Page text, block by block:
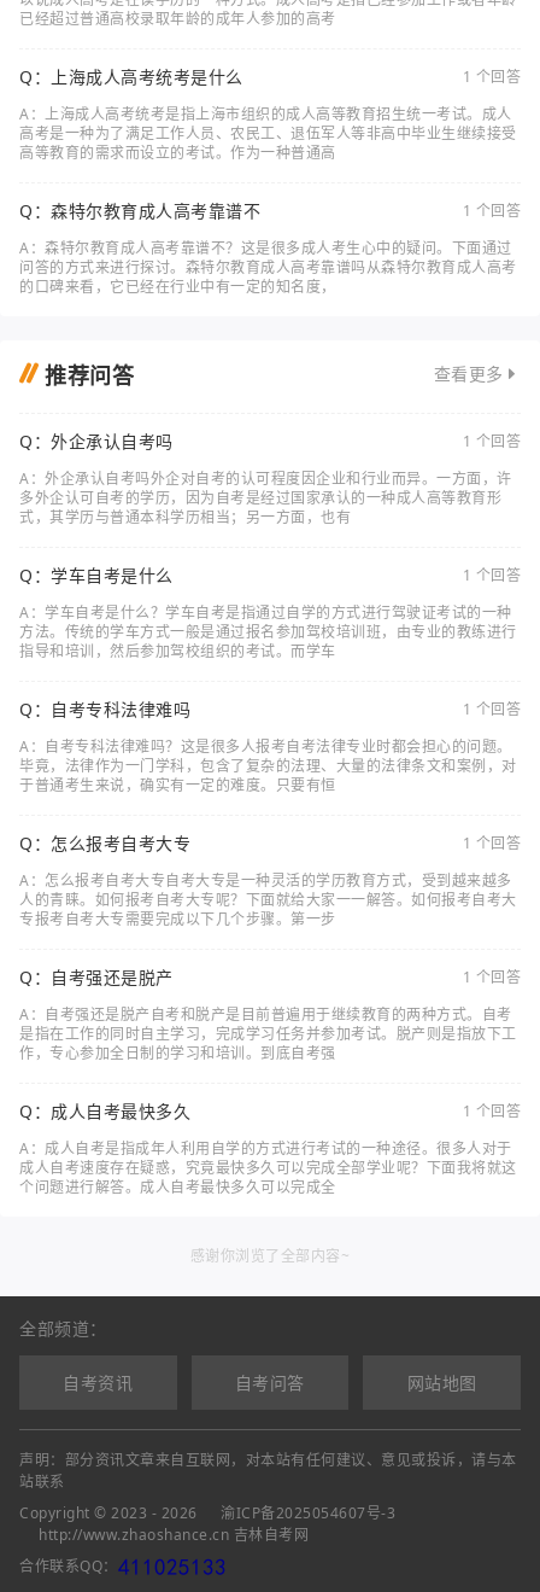
已经超过普通高校录取年龄的成年人参加的高考
Q：上海成人高考统考是什么
1 个回答
A：上海成人高考统考是指上海市组织的成人高等教育招生统一考试。成人
高考是一种为了满足工作人员、农民工、退伍军人等非高中毕业生继续接受
高等教育的需求而设立的考试。作为一种普通高
Q：森特尔教育成人高考靠谱不
1 个回答
A：森特尔教育成人高考靠谱不？这是很多成人考生心中的疑问。下面通过
问答的方式来进行探讨。森特尔教育成人高考靠谱吗从森特尔教育成人高考
的口碑来看，它已经在行业中有一定的知名度，
推荐问答 查看更多
Q：外企承认自考吗
1 个回答
A：外企承认自考吗外企对自考的认可程度因企业和行业而异。一方面，许
多外企认可自考的学历，因为自考是经过国家承认的一种成人高等教育形
式，其学历与普通本科学历相当；另一方面，也有
Q：学车自考是什么
1 个回答
A：学车自考是什么？学车自考是指通过自学的方式进行驾驶证考试的一种
方法。传统的学车方式一般是通过报名参加驾校培训班，由专业的教练进行
指导和培训，然后参加驾校组织的考试。而学车
Q：自考专科法律难吗
1 个回答
A：自考专科法律难吗？这是很多人报考自考法律专业时都会担心的问题。
毕竟，法律作为一门学科，包含了复杂的法理、大量的法律条文和案例，对
于普通考生来说，确实有一定的难度。只要有恒
Q：怎么报考自考大专
1 个回答
A：怎么报考自考大专自考大专是一种灵活的学历教育方式，受到越来越多
人的青睐。如何报考自考大专呢？下面就给大家一一解答。如何报考自考大
专报考自考大专需要完成以下几个步骤。第一步
Q：自考强还是脱产
1 个回答
A：自考强还是脱产自考和脱产是目前普遍用于继续教育的两种方式。自考
是指在工作的同时自主学习，完成学习任务并参加考试。脱产则是指放下工
作，专心参加全日制的学习和培训。到底自考强
Q：成人自考最快多久
1 个回答
A：成人自考是指成年人利用自学的方式进行考试的一种途径。很多人对于
成人自考速度存在疑惑，究竟最快多久可以完成全部学业呢？下面我将就这
个问题进行解答。成人自考最快多久可以完成全
感谢你浏览了全部内容~
全部频道：
自考资讯 自考问答 网站地图
声明：部分资讯文章来自互联网，对本站有任何建议、意见或投诉，请与本
站联系
Copyright © 2023 - 2026
渝ICP备2025054607号-3
http://www.zhaoshance.cn 吉林自考网
合作联系QQ：